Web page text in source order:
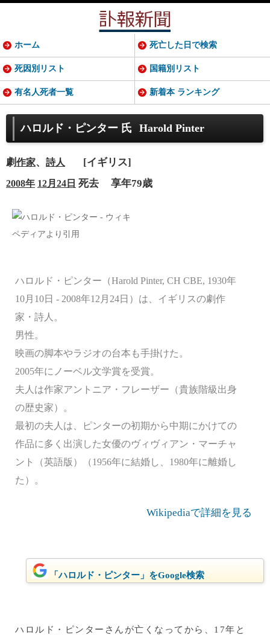
ハロルド・ピンター 氏 Harold Pinter
劇作家、 詩人 [イギリス]
2008年 12月24日 死去 享年79歳
ハロルド・ピンター（Harold Pinter, CH CBE, 1930年
10月10日 - 2008年12月24日）は、イギリスの劇作
家・詩人。
男性。
映画の脚本やラジオの台本も手掛けた。
2005年にノーベル文学賞を受賞。
夫人は作家アントニア・フレーザー（貴族階級出身
の歴史家）。
最初の夫人は、ピンターの初期から中期にかけての
作品に多く出演した女優のヴィヴィアン・マーチャ
ント（英語版）（1956年に結婚し、1980年に離婚し
た）。
Wikipediaで詳細を見る
「ハロルド・ピンター」をGoogle検索
ハロルド・ピンターさんが亡くなってから、17年と
ホーム 死亡した日で検索
死因別リスト 国籍別リスト
有名人死者一覧 新着本 ランキング